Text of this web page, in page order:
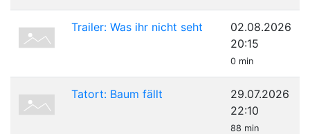
Trailer: Was ihr nicht seht
02.08.2026
20:15
0 min
Tatort: Baum fällt
29.07.2026
22:10
88 min